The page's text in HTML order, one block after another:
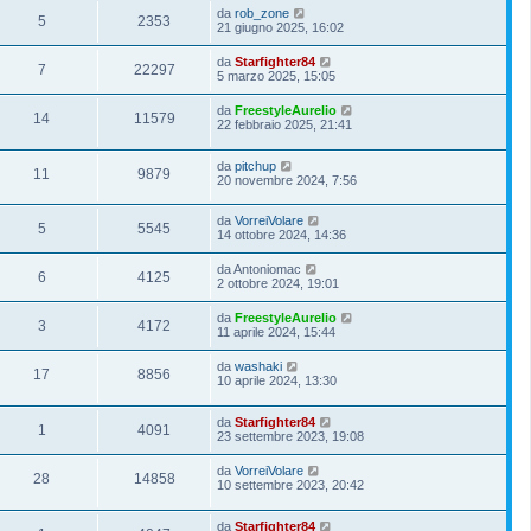
5 2353 da rob_zone
21 giugno 2025, 16:02
7 22297 da Starfighter84
5 marzo 2025, 15:05
14 11579 da FreestyleAurelio
22 febbraio 2025, 21:41
11 9879 da pitchup
20 novembre 2024, 7:56
5 5545 da VorreiVolare
14 ottobre 2024, 14:36
6 4125 daAntoniomac
2 ottobre 2024, 19:01
3 4172 da FreestyleAurelio
11 aprile 2024, 15:44
17 8856 da washaki
10 aprile 2024, 13:30
1 4091 da Starfighter84
23 settembre 2023, 19:08
28 14858 da VorreiVolare
10 settembre 2023, 20:42
da Starfighter84